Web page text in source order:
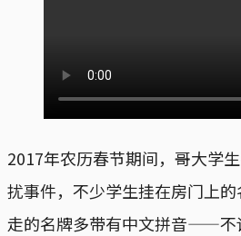
2017年农历春节期间，哥大学
扰事件，不少学生挂在房门上
走的名牌多带有中文拼音——不